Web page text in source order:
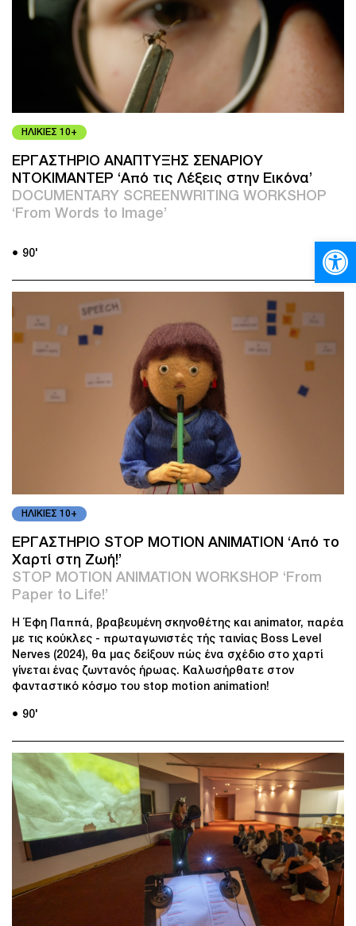
ΗΛΙΚΙΕΣ 10+
ΕΡΓΑΣΤΗΡΙΟ ΑΝΑΠΤΥΞΗΣ ΣΕΝΑΡΙΟΥ
ΝΤΟΚΙΜΑΝΤΕΡ ‘Aπό τις Λέξεις στην Εικόνα’
DOCUMENTARY SCREENWRITING WORKSHOP
‘From Words to Image’
● 90'
ΗΛΙΚΙΕΣ 10+
ΕΡΓΑΣΤΗΡΙΟ STOP MOTION ANIMATION ‘Από το
Χαρτί στη Ζωή!’
STOP MOTION ANIMATION WORKSHOP ‘From
Paper to Life!’
Η Έφη Παππά, βραβευμένη σκηνοθέτης και animator, παρέα
με τις κούκλες - πρωταγωνιστές τής ταινίας Boss Level
Nerves (2024), θα μας δείξουν πώς ένα σχέδιο στο χαρτί
γίνεται ένας ζωντανός ήρωας. Καλωσήρθατε στον
φανταστικό κόσμο του stop motion animation!
● 90'